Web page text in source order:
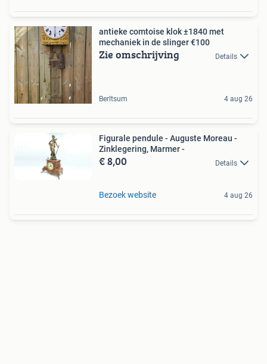
antieke comtoise klok ±1840 met
mechaniek in de slinger €100
Zie omschrijving Details
Berltsum 4 aug 26
Figurale pendule - Auguste Moreau -
Zinklegering, Marmer -
€ 8,00 Details
Bezoek website 4 aug 26